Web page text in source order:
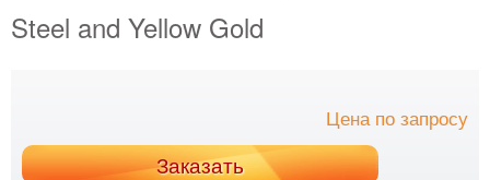
Steel and Yellow Gold
Цена по запросу
Заказать